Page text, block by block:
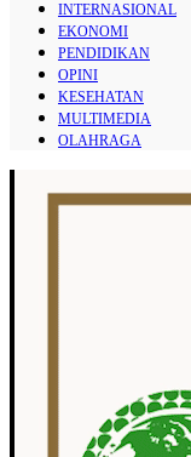
INTERNASIONAL
EKONOMI
PENDIDIKAN
OPINI
KESEHATAN
MULTIMEDIA
OLAHRAGA